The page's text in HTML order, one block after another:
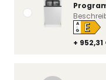
+ 952,31
A
↑
G E